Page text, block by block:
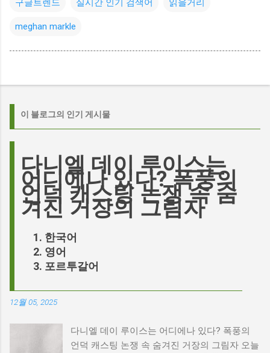
구글트렌드 실시간 인기 검색어 읽을거리
meghan markle
이 블로그의 인기 게시물
다니엘 데이 루이스는
어디에나 있다? 폭풍의
언덕 캐스팅 논쟁 속 숨
겨진 거장의 그림자
한국어
영어
포르투갈어
12월 05, 2025
다니엘 데이 루이스는 어디에나 있다? 폭풍의
언덕 캐스팅 논쟁 속 숨겨진 거장의 그림자 오늘